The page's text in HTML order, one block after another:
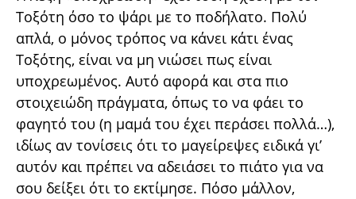
Τοξότη όσο το ψάρι με το ποδήλατο. Πολύ
απλά, ο μόνος τρόπος να κάνει κάτι ένας
Τοξότης, είναι να μη νιώσει πως είναι
υποχρεωμένος. Αυτό αφορά και στα πιο
στοιχειώδη πράγματα, όπως το να φάει το
φαγητό του (η μαμά του έχει περάσει πολλά…),
ιδίως αν τονίσεις ότι το μαγείρεψες ειδικά γι’
αυτόν και πρέπει να αδειάσει το πιάτο για να
σου δείξει ότι το εκτίμησε. Πόσο μάλλον,